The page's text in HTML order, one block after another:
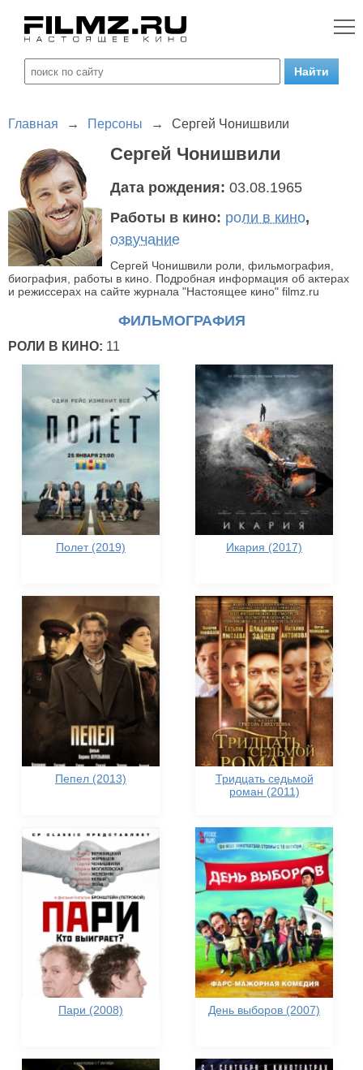
Главная → Персоны → Сергей Чонишвили
Сергей Чонишвили
Дата рождения: 03.08.1965
Работы в кино: роли в кино,
озвучание
Сергей Чонишвили роли, фильмография,
биография, работы в кино. Подробная информация об актерах
и режиссерах на сайте журнала "Настоящее кино" filmz.ru
ФИЛЬМОГРАФИЯ
РОЛИ В КИНО: 11
Полет (2019) Икария (2017)
Пепел (2013)
Тридцать седьмой
роман (2011)
Пари (2008) День выборов (2007)